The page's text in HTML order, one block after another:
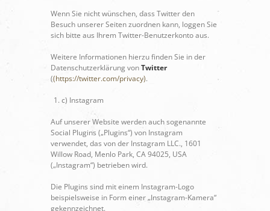
Wenn Sie nicht wünschen, dass Twitter den
Besuch unserer Seiten zuordnen kann, loggen Sie
sich bitte aus Ihrem Twitter-Benutzerkonto aus.
Weitere Informationen hierzu finden Sie in der
Datenschutzerklärung vonTwitter
((https://twitter.com/privacy).
c) Instagram
Auf unserer Website werden auch sogenannte
Social Plugins („Plugins“) von Instagram
verwendet, das von der Instagram LLC., 1601
Willow Road, Menlo Park, CA 94025, USA
(„Instagram“) betrieben wird.
Die Plugins sind mit einem Instagram-Logo
beispielsweise in Form einer „Instagram-Kamera“
gekennzeichnet.